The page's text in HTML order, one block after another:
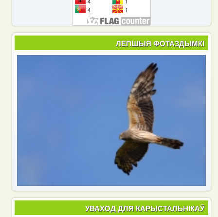
ЛЕПШЫЯ ФОТАЗДЫМКІ
УВАХОД ДЛЯ КАРЫСТАЛЬНІКАЎ